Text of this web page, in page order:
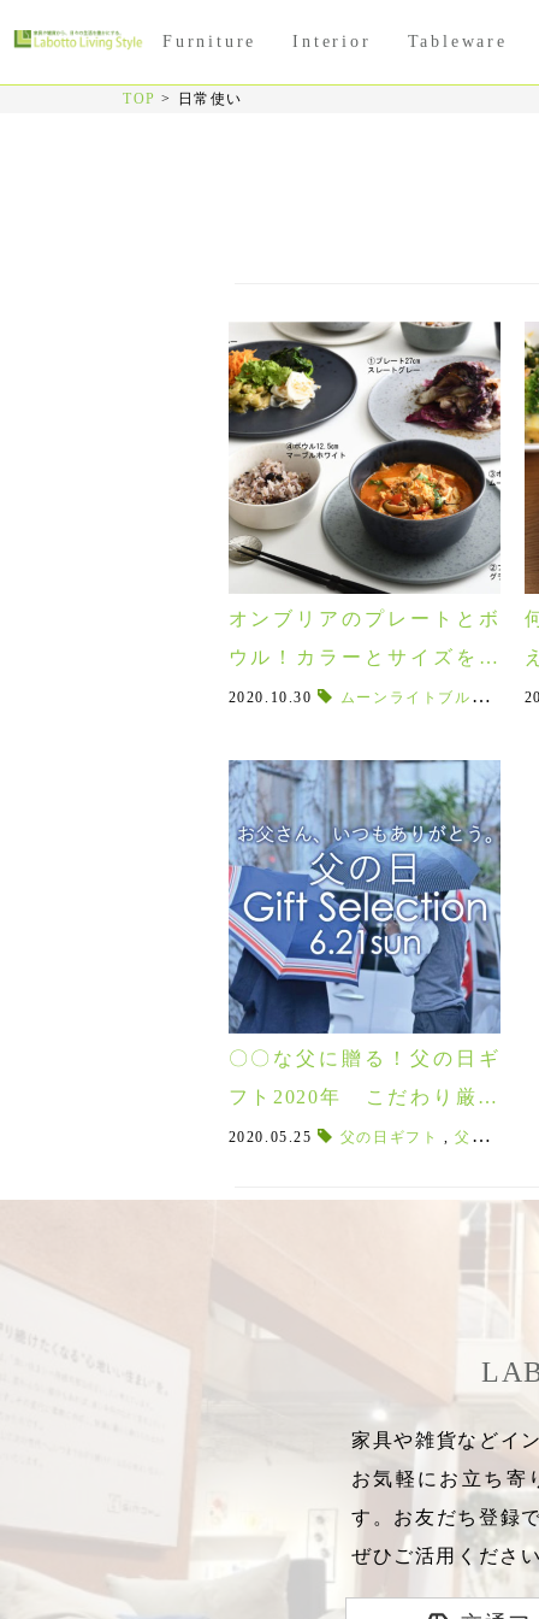
Furniture Interior Tableware
TOP > 日常使い
オンブリアのプレートとボ
ウル！カラーとサイズを比
べてみた♪使い勝手が良いの
2020.10.30 ムーンライトブルー , 電
〇〇な父に贈る！父の日ギ
フト2020年 こだわり厳選
ギフト５選！！
2020.05.25 父の日ギフト ,父の日2020年
家具や雑貨などイ
お気軽にお立ち寄
す。お友だち登録
ぜひご活用くださ